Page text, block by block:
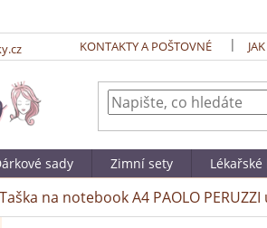
KONTAKTY A POŠTOVNÉ
sady Zimní sety
Taška na notebook A4 PAOLO